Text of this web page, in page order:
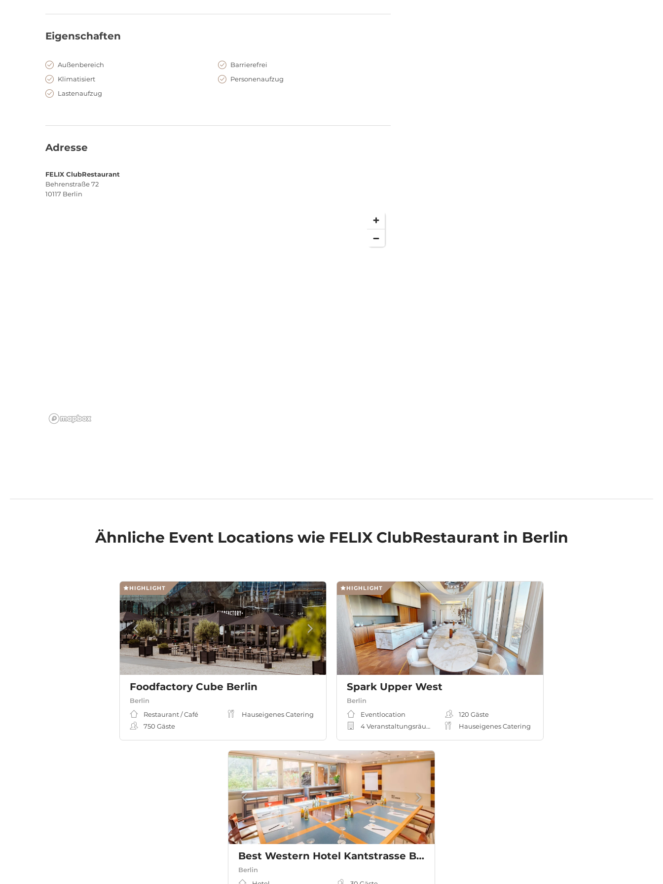
Partyreihen aus dem eigenen Hause kann das FELIX ClubRestaurant auf Anfrage auch für exklusive
Eigenschaften
Außenbereich
Barrierefrei
Klimatisiert
Personenaufzug
Lastenaufzug
Adresse
FELIX ClubRestaurant
Behrenstraße 72
10117 Berlin
Ähnliche Event Locationswie FELIX ClubRestaurant in Berlin
HIGHLIGHT
Foodfactory Cube Berlin
Berlin
Restaurant / Café
750 Gäste
Hauseigenes Catering
HIGHLIGHT
Spark Upper West
Berlin
Eventlocation
4 Veranstaltungsräume
120 Gäste
Hauseigenes Catering
Best Western Hotel Kantstrasse Berlin
Berlin